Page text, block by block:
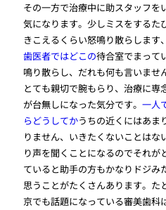
その一方で治療中に助スタッフ
気になります。少しミスをするた
きこえるくらい怒鳴り散らします、
歯医者ではどこの待合室でまって
鳴り散らし、だれも何も言いませ
とても親切で腕もらり、治療に
が台無しになった気分です。一人
らどうしてかうちの近くにはあま
りません、いきたくないことは
り声を聞くことになるのでそれ
ていると助手の方もかなりドジみ
思うことがたくさんあります。た
京でも話題になっている審美歯